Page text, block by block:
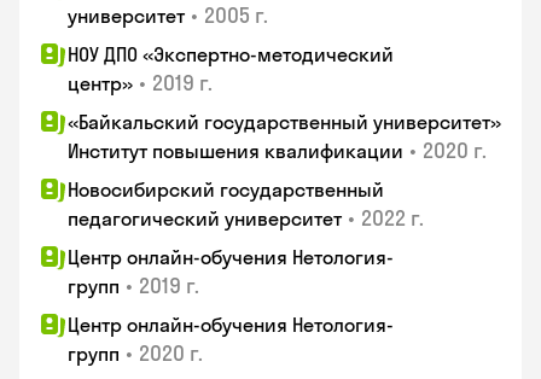
университет • 2005 г.
НОУ ДПО «Экспертно-методический
центр» • 2019 г.
«Байкальский государственный университет»
Институт повышения квалификации • 2020 г.
Новосибирский государственный
педагогический университет • 2022 г.
Центр онлайн-обучения Нетология-
групп • 2019 г.
Центр онлайн-обучения Нетология-
групп • 2020 г.